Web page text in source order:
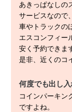
あきっぱなしの
サービスなので
車やトラックの
エスコンフィー
安く予約できま
是非、近くのコ
何度でも出し
コインパーキン
ですよね。